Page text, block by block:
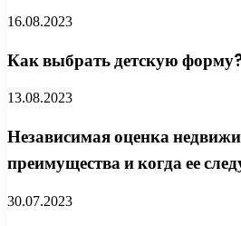
16.08.2023
Как выбрать детскую
13.08.2023
Независимая оценка
преимущества и когда ее
30.07.2023